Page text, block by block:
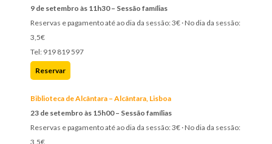
9 de setembro às 11h30 – Sessão famílias
Reservas e pagamento até ao dia da sessão: 3€ · No dia da sessão:
3,5€
Tel: 919 819 597
Reservar
Biblioteca de Alcântara – Alcântara, Lisboa
23 de setembro às 15h00 – Sessão famílias
Reservas e pagamento até ao dia da sessão: 3€ · No dia da sessão:
3,5€